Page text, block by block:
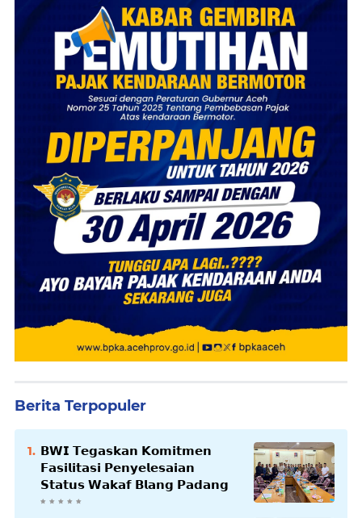
Berita Terpopuler
𝗕𝗪𝗜 𝗧𝗲𝗴𝗮𝘀𝗸𝗮𝗻 𝗞𝗼𝗺𝗶𝘁𝗺𝗲𝗻
𝗙𝗮𝘀𝗶𝗹𝗶𝘁𝗮𝘀𝗶 𝗣𝗲𝗻𝘆𝗲𝗹𝗲𝘀𝗮𝗶𝗮𝗻
𝗦𝘁𝗮𝘁𝘂𝘀 𝗪𝗮𝗸𝗮𝗳 𝗕𝗹𝗮𝗻𝗴 𝗣𝗮𝗱𝗮𝗻𝗴